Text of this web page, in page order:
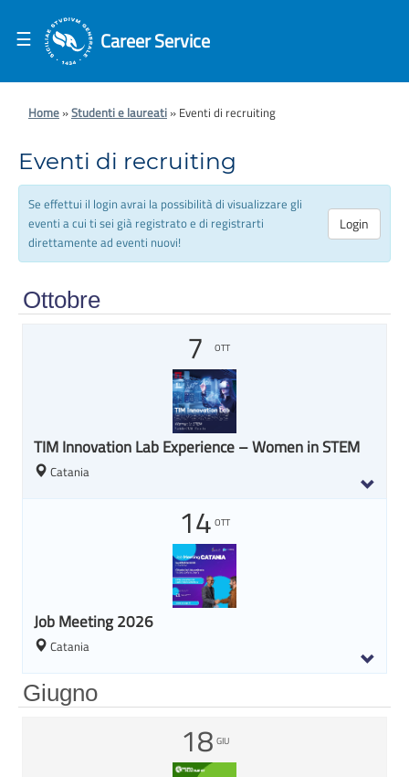
Career Service
☰
Home»Studenti e laureati» Eventi di recruiting
Eventi di recruiting
Se effettui il login avrai la possibilità di visualizzare gli
eventi a cui ti sei già registrato e di registrarti
direttamente ad eventi nuovi!
Login
Ottobre
7 OTT
TIM Innovation Lab Experience – Women in STEM
Catania
14 OTT
Job Meeting 2026
Catania
Giugno
18 GIU